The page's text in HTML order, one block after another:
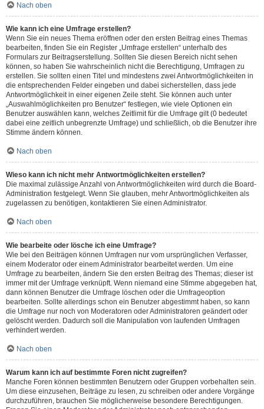
Nach oben
Wie kann ich eine Umfrage erstellen?
Wenn Sie ein neues Thema eröffnen oder den ersten Beitrag eines Themas
bearbeiten, finden Sie ein Register „Umfrage erstellen“ unterhalb des
Formulars zur Beitragserstellung. Sollten Sie diesen Bereich nicht sehen
können, so haben Sie wahrscheinlich nicht die Berechtigung, Umfragen zu
erstellen. Sie sollten einen Titel und mindestens zwei Antwortmöglichkeiten in
die entsprechenden Felder eingeben und dabei sicherstellen, dass jede
Antwortmöglichkeit in einer eigenen Zeile steht. Sie können auch unter
„Auswahlmöglichkeiten pro Benutzer“ festlegen, wie viele Optionen ein
Benutzer auswählen kann, welches Zeitlimit für die Umfrage gilt (0 bedeutet
dabei eine zeitlich unbegrenzte Umfrage) und schließlich, ob die Benutzer ihre
Stimme ändern können.
Nach oben
Wieso kann ich nicht mehr Antwortmöglichkeiten erstellen?
Die maximal zulässige Anzahl von Antwortmöglichkeiten wird durch die Board-
Administration festgelegt. Wenn Sie glauben, mehr Antwortmöglichkeiten als
zugelassen zu benötigen, kontaktieren Sie einen Administrator.
Nach oben
Wie bearbeite oder lösche ich eine Umfrage?
Wie bei den Beiträgen können Umfragen nur vom ursprünglichen Verfasser,
einem Moderator oder einem Administrator bearbeitet werden. Um eine
Umfrage zu bearbeiten, ändern Sie den ersten Beitrag des Themas; dieser ist
immer mit der Umfrage verknüpft. Wenn niemand eine Stimme abgegeben hat,
dann können Benutzer die Umfrage löschen oder die Umfrageoption
bearbeiten. Sollte allerdings schon ein Benutzer abgestimmt haben, so kann
die Umfrage nur noch von Moderatoren oder Administratoren geändert oder
gelöscht werden. Dadurch soll die Manipulation von laufenden Umfragen
verhindert werden.
Nach oben
Warum kann ich auf bestimmte Foren nicht zugreifen?
Manche Foren können bestimmten Benutzern oder Gruppen vorbehalten sein.
Um diese einzusehen, Beiträge zu lesen, zu schreiben oder andere Vorgänge
durchzuführen, brauchen Sie möglicherweise besondere Berechtigungen.